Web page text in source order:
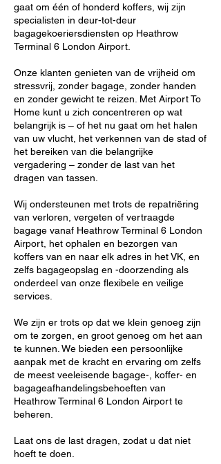
gaat om één of honderd koffers, wij zijn
specialisten in deur-tot-deur
bagagekoeriersdiensten op Heathrow
Terminal 6 London Airport.
Onze klanten genieten van de vrijheid om
stressvrij, zonder bagage, zonder handen
en zonder gewicht te reizen. Met Airport To
Home kunt u zich concentreren op wat
belangrijk is – of het nu gaat om het halen
van uw vlucht, het verkennen van de stad of
het bereiken van die belangrijke
vergadering – zonder de last van het
dragen van tassen.
Wij ondersteunen met trots de repatriëring
van verloren, vergeten of vertraagde
bagage vanaf Heathrow Terminal 6 London
Airport, het ophalen en bezorgen van
koffers van en naar elk adres in het VK, en
zelfs bagageopslag en -doorzending als
onderdeel van onze flexibele en veilige
services.
We zijn er trots op dat we klein genoeg zijn
om te zorgen, en groot genoeg om het aan
te kunnen. We bieden een persoonlijke
aanpak met de kracht en ervaring om zelfs
de meest veeleisende bagage-, koffer- en
bagageafhandelingsbehoeften van
Heathrow Terminal 6 London Airport te
beheren.
Laat ons de last dragen, zodat u dat niet
hoeft te doen.